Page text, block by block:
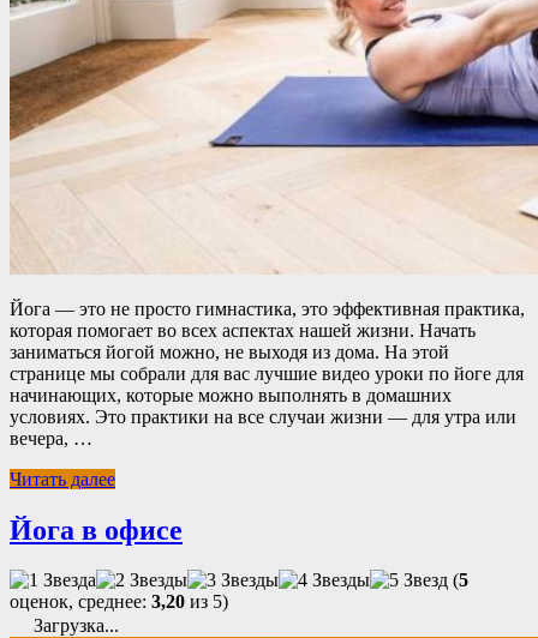
Йога — это не просто гимнастика, это эффективная практика,
которая помогает во всех аспектах нашей жизни. Начать
заниматься йогой можно, не выходя из дома. На этой
странице мы собрали для вас лучшие видео уроки по йоге для
начинающих, которые можно выполнять в домашних
условиях. Это практики на все случаи жизни — для утра или
вечера, …
Читать далее
Йога в офисе
(5
оценок, среднее: 3,20 из 5)
Загрузка...